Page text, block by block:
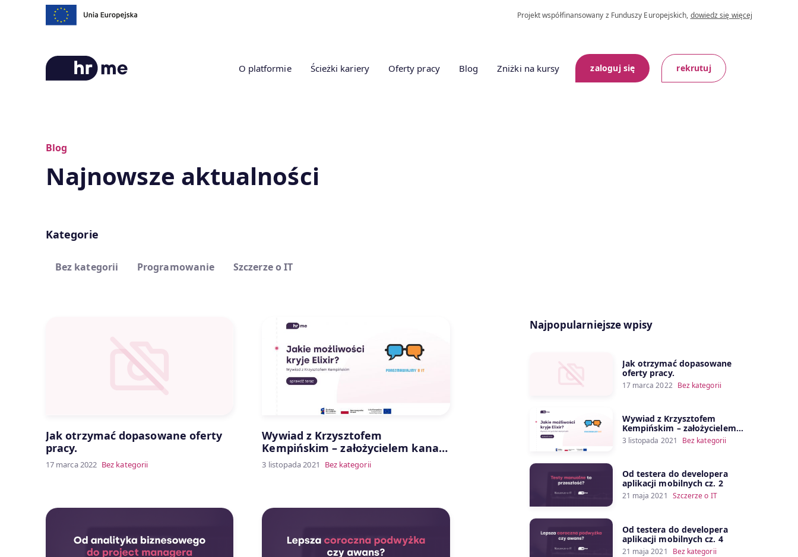
Projekt współfinansowany z Funduszy Europejskich, dowiedz się więcej
O platformie Ścieżki kariery Oferty pracy Blog Zniżki na kursy zaloguj się rekrutuj
Blog
Najnowsze aktualności
Kategorie
Bez kategorii Programowanie Szczerze o IT
Jak otrzymać dopasowane oferty
pracy.
17 marca 2022 Bez kategorii
Wywiad z Krzysztofem
Kempińskim – założycielem kanału
Porozmawiajmy o IT
3 listopada 2021 Bez kategorii
Najpopularniejsze wpisy
Jak otrzymać dopasowane
oferty pracy.
17 marca 2022 Bez kategorii
Wywiad z Krzysztofem
Kempińskim – założycielem
kanału Porozmawiajmy o IT
3 listopada 2021 Bez kategorii
Od testera do developera
aplikacji mobilnych cz. 2
21 maja 2021 Szczerze o IT
Od testera do developera
aplikacji mobilnych cz. 4
21 maja 2021 Bez kategorii